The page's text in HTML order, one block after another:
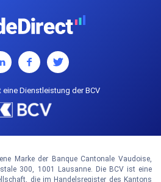
Dienstleistung der BCV
Marke der Banque Cantonale Vaudoise,
300, 1001 Lausanne. Die BCV ist eine
die im Handelsregister des Kantons